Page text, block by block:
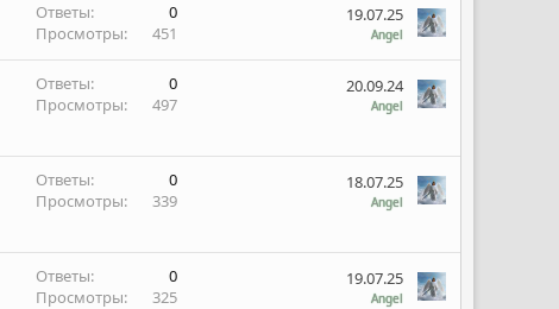
Ответы
0
Просмотры
451
19.07.25
Angel
Ответы
0
Просмотры
497
20.09.24
Angel
Ответы
0
Просмотры
339
18.07.25
Angel
Ответы
0
Просмотры
325
19.07.25
Angel